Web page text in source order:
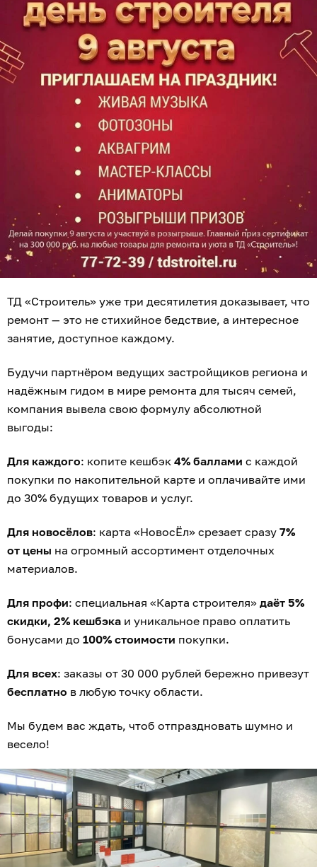
ТД «Строитель» уже три десятилетия доказывает, что
ремонт — это не стихийное бедствие, а интересное
занятие, доступное каждому.
Будучи партнёром ведущих застройщиков региона и
надёжным гидом в мире ремонта для тысяч семей,
компания вывела свою формулу абсолютной
выгоды:
Для каждого: копите кешбэк 4% баллами с каждой
покупки по накопительной карте и оплачивайте ими
до 30% будущих товаров и услуг.
Для новосёлов: карта «НовосЁл» срезает сразу 7%
от цены на огромный ассортимент отделочных
материалов.
Для профи: специальная «Карта строителя» даёт 5%
скидки, 2% кешбэка и уникальное право оплатить
бонусами до 100% стоимости покупки.
Для всех: заказы от 30 000 рублей бережно привезут
бесплатно в любую точку области.
Мы будем вас ждать, чтоб отпраздновать шумно и
весело!